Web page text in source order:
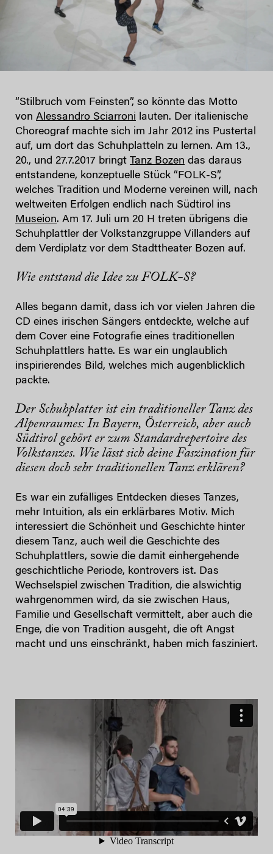
“Stilbruch vom Feinsten”, so könnte das Motto
von Alessandro Sciarroni lauten. Der italienische
Choreograf machte sich im Jahr 2012 ins Pustertal
auf, um dort das Schuhplatteln zu lernen. Am 13.,
20., und 27.7.2017 bringt Tanz Bozen das daraus
entstandene, konzeptuelle Stück “FOLK-S”,
welches Tradition und Moderne vereinen will, nach
weltweiten Erfolgen endlich nach Südtirol ins
Museion. Am 17. Juli um 20 H treten übrigens die
Schuhplattler der Volkstanzgruppe Villanders auf
dem Verdiplatz vor dem Stadttheater Bozen auf.
Wie entstand die Idee zu FOLK-S?
Alles begann damit, dass ich vor vielen Jahren die
CD eines irischen Sängers entdeckte, welche auf
dem Cover eine Fotografie eines traditionellen
Schuhplattlers hatte. Es war ein unglaublich
inspirierendes Bild, welches mich augenblicklich
packte.
Der Schuhplatter ist ein traditioneller Tanz des
Alpenraumes: In Bayern, Österreich, aber auch
Südtirol gehört er zum Standardrepertoire des
Volkstanzes. Wie lässt sich deine Faszination für
diesen doch sehr traditionellen Tanz erklären?
Es war ein zufälliges Entdecken dieses Tanzes,
mehr Intuition, als ein erklärbares Motiv. Mich
interessiert die Schönheit und Geschichte hinter
diesem Tanz, auch weil die Geschichte des
Schuhplattlers, sowie die damit einhergehende
geschichtliche Periode, kontrovers ist. Das
Wechselspiel zwischen Tradition, die alswichtig
wahrgenommen wird, da sie zwischen Haus,
Familie und Gesellschaft vermittelt, aber auch die
Enge, die von Tradition ausgeht, die oft Angst
macht und uns einschränkt, haben mich fasziniert.